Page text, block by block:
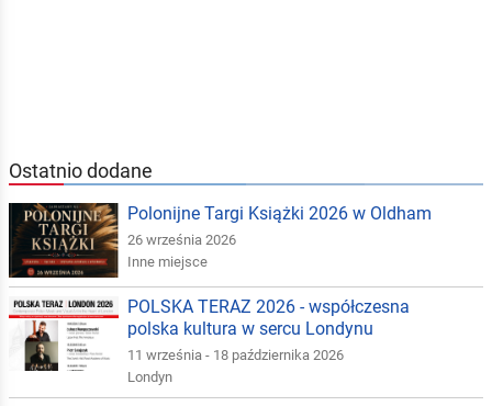
Ostatnio dodane
Polonijne Targi Książki 2026 w Oldham
26 września 2026
Inne miejsce
POLSKA TERAZ 2026 - współczesna
polska kultura w sercu Londynu
11 września - 18 października 2026
Londyn